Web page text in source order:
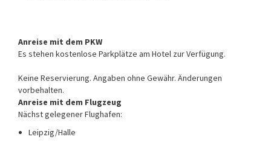
Anreise mit dem PKW
Es stehen kostenlose Parkplätze am Hotel zur Verfügung.
Keine Reservierung. Angaben ohne Gewähr. Änderungen
vorbehalten.
Anreise mit dem Flugzeug
Nächst gelegener Flughafen:
Leipzig/Halle